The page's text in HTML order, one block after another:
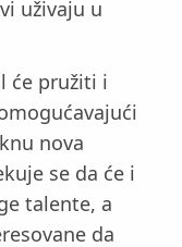
uživaju u
će pružiti i
nova
se da će i
talente, a
da